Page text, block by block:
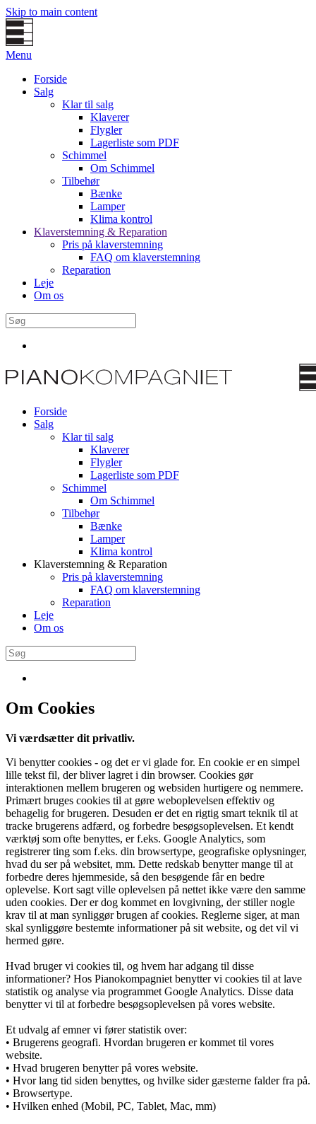
Skip to main content
Menu
Forside
Salg
Klar til salg
Klaverer
Flygler
Lagerliste som PDF
Schimmel
Om Schimmel
Tilbehør
Bænke
Lamper
Klima kontrol
Klaverstemning & Reparation
Pris på klaverstemning
FAQ om klaverstemning
Reparation
Leje
Om os
Forside
Salg
Klar til salg
Klaverer
Flygler
Lagerliste som PDF
Schimmel
Om Schimmel
Tilbehør
Bænke
Lamper
Klima kontrol
Klaverstemning & Reparation
Pris på klaverstemning
FAQ om klaverstemning
Reparation
Leje
Om os
Om Cookies
Vi værdsætter dit privatliv.
Vi benytter cookies - og det er vi glade for. En cookie er en simpel
lille tekst fil, der bliver lagret i din browser. Cookies gør
interaktionen mellem brugeren og websiden hurtigere og nemmere.
Primært bruges cookies til at gøre weboplevelsen effektiv og
behagelig for brugeren. Desuden er det en rigtig smart teknik til at
tracke brugerens adfærd, og forbedre besøgsoplevelsen. Et kendt
værktøj som ofte benyttes, er f.eks. Google Analytics, som
registrerer ting som f.eks. din browsertype, geografiske oplysninger,
hvad du ser på websitet, mm. Dette redskab benytter mange til at
forbedre deres hjemmeside, så den besøgende får en bedre
oplevelse. Kort sagt ville oplevelsen på nettet ikke være den samme
uden cookies. Der er dog kommet en lovgivning, der stiller nogle
krav til at man synliggør brugen af cookies. Reglerne siger, at man
skal synliggøre bestemte informationer på sit website, og det vil vi
hermed gøre.
Hvad bruger vi cookies til, og hvem har adgang til disse
informationer? Hos Pianokompagniet benytter vi cookies til at lave
statistik og analyse via programmet Google Analytics. Disse data
benytter vi til at forbedre besøgsoplevelsen på vores website.
Et udvalg af emner vi fører statistik over:
• Brugerens geografi. Hvordan brugeren er kommet til vores
website.
• Hvad brugeren benytter på vores website.
• Hvor lang tid siden benyttes, og hvilke sider gæsterne falder fra på.
• Browsertype.
• Hvilken enhed (Mobil, PC, Tablet, Mac, mm)